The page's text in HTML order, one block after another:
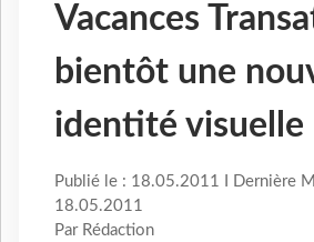
Vacances
bientôt une
identité visuelle
Publié le : 18.05.2011 I Dernière
18.05.2011
Par Rédaction